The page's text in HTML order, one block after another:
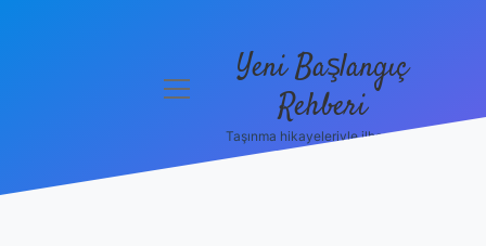
Politikası
menüyü
Yeni Başlangıç
Rehberi
Taşınma hikayeleriyle ilham bul!